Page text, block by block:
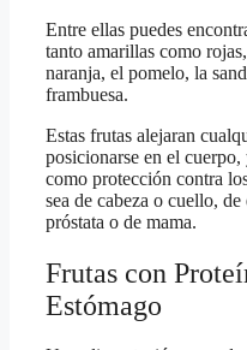
Entre ellas puedes
tanto amarillas como
naranja, el pomelo, la
frambuesa.
Estas frutas alejaran
posicionarse en el
como protección contra
sea de cabeza o cuello,
próstata o de mama.
Frutas con
Estómago